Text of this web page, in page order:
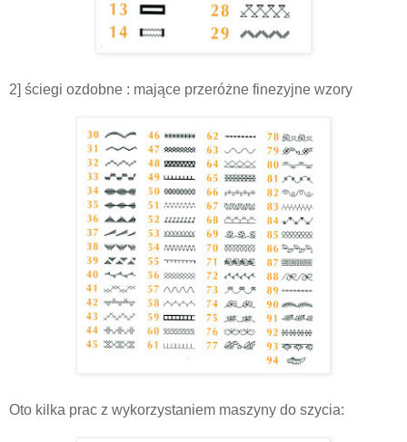
2] ściegi ozdobne : mające przeróżne finezyjne wzory
Oto kilka prac z wykorzystaniem maszyny do szycia: